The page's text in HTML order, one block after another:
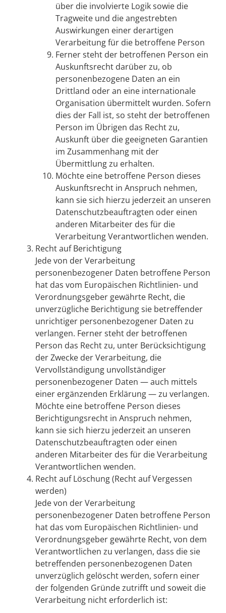
über die involvierte Logik sowie die
Tragweite und die angestrebten
Auswirkungen einer derartigen
Verarbeitung für die betroffene Person
Ferner steht der betroffenen Person ein
Auskunftsrecht darüber zu, ob
personenbezogene Daten an ein
Drittland oder an eine internationale
Organisation übermittelt wurden. Sofern
dies der Fall ist, so steht der betroffenen
Person im Übrigen das Recht zu,
Auskunft über die geeigneten Garantien
im Zusammenhang mit der
Übermittlung zu erhalten.
Möchte eine betroffene Person dieses
Auskunftsrecht in Anspruch nehmen,
kann sie sich hierzu jederzeit an unseren
Datenschutzbeauftragten oder einen
anderen Mitarbeiter des für die
Verarbeitung Verantwortlichen wenden.
Recht auf Berichtigung
Jede von der Verarbeitung
personenbezogener Daten betroffene Person
hat das vom Europäischen Richtlinien- und
Verordnungsgeber gewährte Recht, die
unverzügliche Berichtigung sie betreffender
unrichtiger personenbezogener Daten zu
verlangen. Ferner steht der betroffenen
Person das Recht zu, unter Berücksichtigung
der Zwecke der Verarbeitung, die
Vervollständigung unvollständiger
personenbezogener Daten — auch mittels
einer ergänzenden Erklärung — zu verlangen.
Möchte eine betroffene Person dieses
Berichtigungsrecht in Anspruch nehmen,
kann sie sich hierzu jederzeit an unseren
Datenschutzbeauftragten oder einen
anderen Mitarbeiter des für die Verarbeitung
Verantwortlichen wenden.
Recht auf Löschung (Recht auf Vergessen
werden)
Jede von der Verarbeitung
personenbezogener Daten betroffene Person
hat das vom Europäischen Richtlinien- und
Verordnungsgeber gewährte Recht, von dem
Verantwortlichen zu verlangen, dass die sie
betreffenden personenbezogenen Daten
unverzüglich gelöscht werden, sofern einer
der folgenden Gründe zutrifft und soweit die
Verarbeitung nicht erforderlich ist: